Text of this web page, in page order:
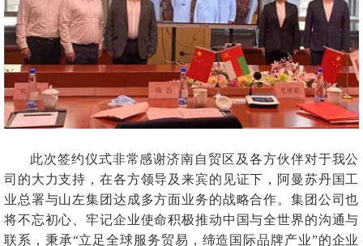
此次签约仪式非常感谢济南自贸区及各方伙伴对于我公
司的大力支持，在各方领导及来宾的见证下，阿曼苏丹国工
业总署与山左集团达成多方面业务的战略合作。集团公司也
将不忘初心、牢记企业使命积极推动中国与全世界的沟通与
联系，秉承“立足全球服务贸易，缔造国际品牌产业”的企业